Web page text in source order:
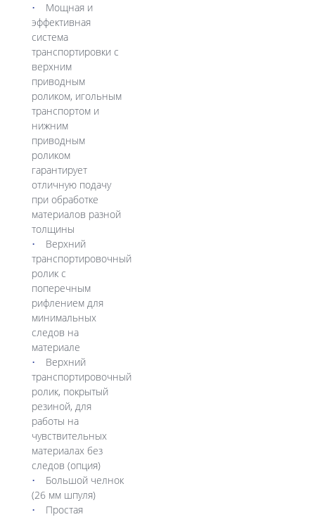
Мощная и
эффективная
система
транспортировки с
верхним
приводным
роликом, игольным
транспортом и
нижним
приводным
роликом
гарантирует
отличную подачу
при обработке
материалов разной
толщины
Верхний
транспортировочный
ролик с
поперечным
рифлением для
минимальных
следов на
материале
Верхний
транспортировочный
ролик, покрытый
резиной, для
работы на
чувствительных
материалах без
следов (опция)
Большой челнок
(26 мм шпуля)
Простая